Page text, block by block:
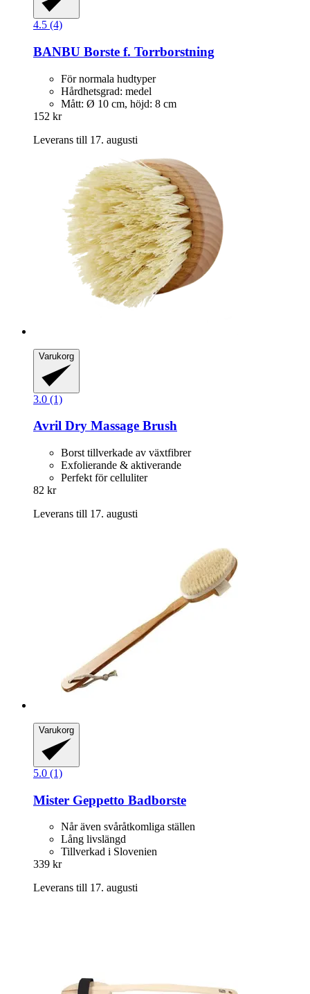
4.5 (4)
BANBU Borste f. Torrborstning
För normala hudtyper
Hårdhetsgrad: medel
Mått: Ø 10 cm, höjd: 8 cm
152 kr
Leverans till 17. augusti
Varukorg
3.0 (1)
Avril Dry Massage Brush
Borst tillverkade av växtfibrer
Exfolierande & aktiverande
Perfekt för celluliter
82 kr
Leverans till 17. augusti
Varukorg
5.0 (1)
Mister Geppetto Badborste
Når även svåråtkomliga ställen
Lång livslängd
Tillverkad i Slovenien
339 kr
Leverans till 17. augusti